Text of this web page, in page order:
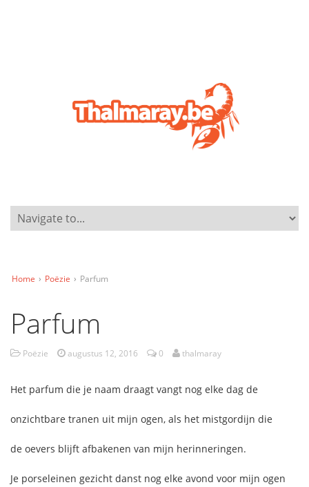
Home › Poëzie › Parfum
Parfum
Poëzie augustus 12, 2016 0 thalmaray
Het parfum die je naam draagt vangt nog elke dag de
onzichtbare tranen uit mijn ogen, als het mistgordijn die
de oevers blijft afbakenen van mijn herinneringen.
Je porseleinen gezicht danst nog elke avond voor mijn ogen